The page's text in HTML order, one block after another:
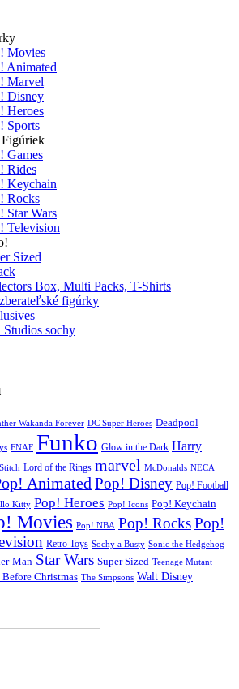
Movies
Animated
Marvel
Disney
Heroes
Sports
Games
Rides
Keychain
Rocks
Star Wars
Television
Sized
Box, Multi Packs, T-Shirts
figúrky
Studios sochy
Wakanda Forever DC Super Heroes Deadpool
FNAF Funko Glow in the Dark Harry
Lord of the Rings marvel McDonalds NECA
Animated Pop! Disney Pop! Football
Kitty Pop! Heroes Pop! Icons Pop! Keychain
Movies Pop! NBA Pop! RocksPop!
Retro Toys Sochy a Busty Sonic the Hedgehog
Man Star Wars Super Sized Teenage Mutant
Christmas The Simpsons Walt Disney